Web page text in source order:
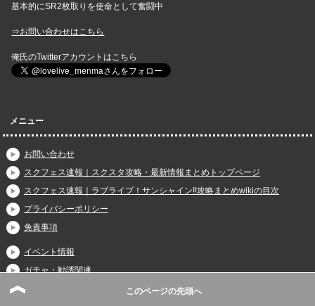
基本的にSR2枚取りを使命として奮闘中
⇒お問い合わせはこちら
俺氏のTwitterアカウントはこちら
メニュー
お問い合わせ
スクフェス速報｜スクスタ攻略・最新情報まとめトップページ
スクフェス速報｜ラブライブ！サンシャイン!!攻略まとめwikiの目次
プライバシーポリシー
免責事項
イベント情報
ガチャ・勧誘関連
スコアマッチ攻略編
このページの先頭へ